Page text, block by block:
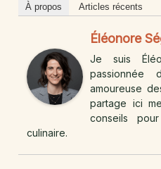
À propos Articles récents
Éléonore
Je suis
passionnée
amoureuse
partage ici
conseils
culinaire.